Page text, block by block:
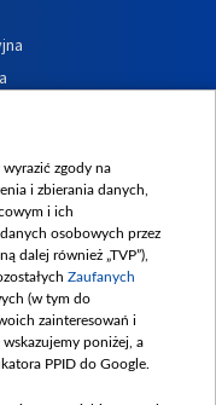
zgody na
i zbierania danych,
i ich
osobowych przez
dalej również „TVP”),
Zaufanych
(w tym do
zainteresowań i
poniżej, a
PPID do Google.